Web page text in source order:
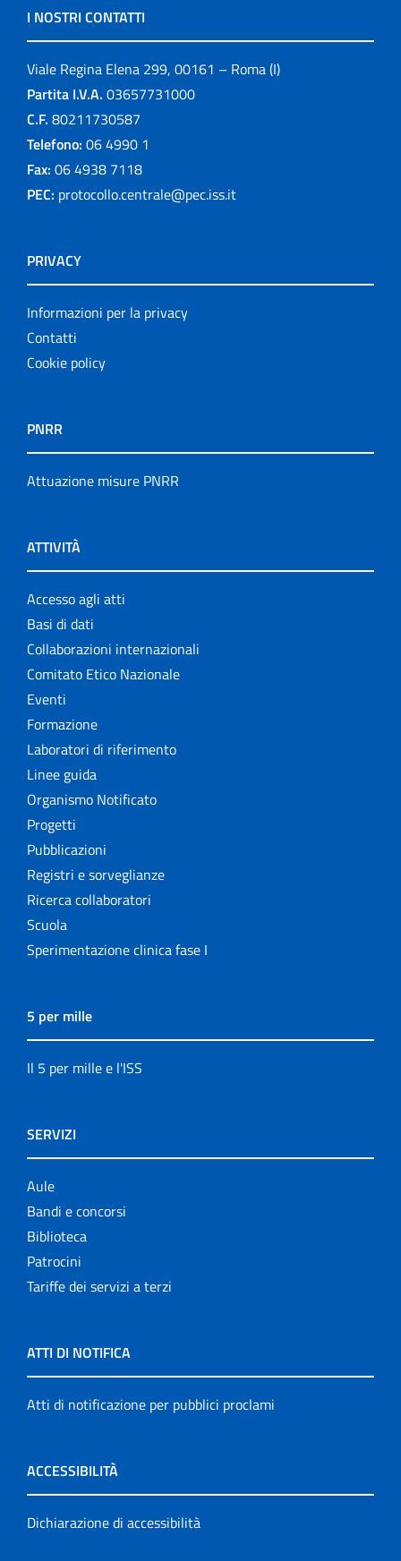
I NOSTRI CONTATTI
Viale Regina Elena 299, 00161 – Roma (I)
Partita I.V.A. 03657731000
C.F. 80211730587
Telefono: 06 4990 1
Fax: 06 4938 7118
PEC: protocollo.centrale@pec.iss.it
PRIVACY
Informazioni per la privacy
Contatti
Cookie policy
PNRR
Attuazione misure PNRR
ATTIVITÀ
Accesso agli atti
Basi di dati
Collaborazioni internazionali
Comitato Etico Nazionale
Eventi
Formazione
Laboratori di riferimento
Linee guida
Organismo Notificato
Progetti
Pubblicazioni
Registri e sorveglianze
Ricerca collaboratori
Scuola
Sperimentazione clinica fase I
5 per mille
Il 5 per mille e l'ISS
SERVIZI
Aule
Bandi e concorsi
Biblioteca
Patrocini
Tariffe dei servizi a terzi
ATTI DI NOTIFICA
Atti di notificazione per pubblici proclami
ACCESSIBILITÀ
Dichiarazione di accessibilità